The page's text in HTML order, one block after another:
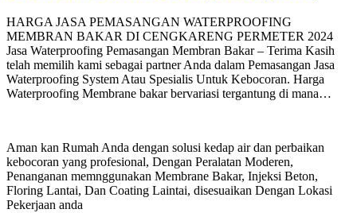
HARGA JASA PEMASANGAN WATERPROOFING
MEMBRAN BAKAR DI CENGKARENG PERMETER 2024
Jasa Waterproofing Pemasangan Membran Bakar – Terima Kasih
telah memilih kami sebagai partner Anda dalam Pemasangan Jasa
Waterproofing System Atau Spesialis Untuk Kebocoran. Harga
Waterproofing Membrane bakar bervariasi tergantung di mana…
Aman kan Rumah Anda dengan solusi kedap air dan perbaikan
kebocoran yang profesional, Dengan Peralatan Moderen,
Penanganan memnggunakan Membrane Bakar, Injeksi Beton,
Floring Lantai, Dan Coating Laintai, disesuaikan Dengan Lokasi
Pekerjaan anda